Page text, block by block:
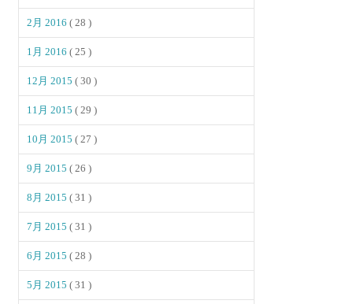
2月 2016( 28 )
1月 2016( 25 )
12月 2015( 30 )
11月 2015( 29 )
10月 2015( 27 )
9月 2015( 26 )
8月 2015( 31 )
7月 2015( 31 )
6月 2015( 28 )
5月 2015( 31 )